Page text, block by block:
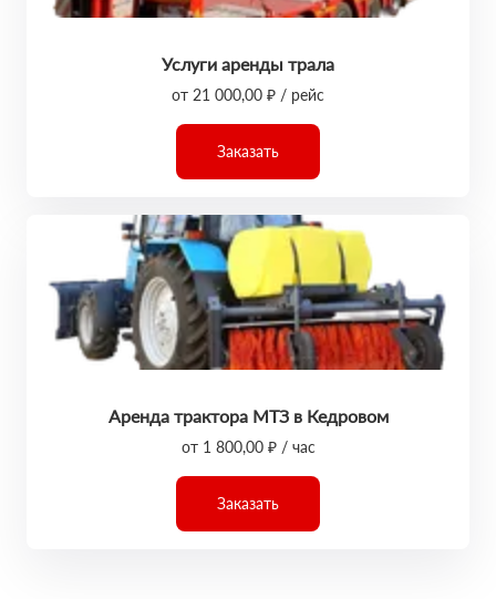
Услуги аренды трала
от 21 000,00 ₽ / рейс
Заказать
Аренда трактора МТЗ в Кедровом
от 1 800,00 ₽ / час
Заказать